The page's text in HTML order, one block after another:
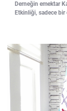
Derneğin emektar
Etkinliği, sadece